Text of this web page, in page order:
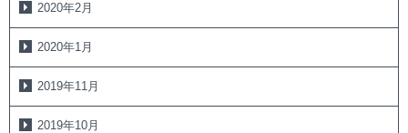
2020年2月
2020年1月
2019年11月
2019年10月